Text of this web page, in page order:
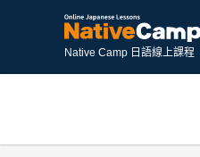
Native Camp 日語線上課程